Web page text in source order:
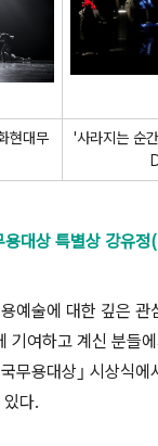
현대무
'사라지는 순간
대상 특별상 강유정
예술에 대한 깊은 관
기여하고 계신 분들
무용대상 ｣ 시상식에
있다.